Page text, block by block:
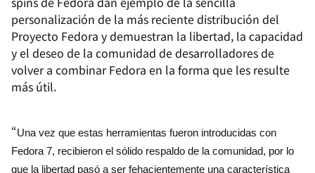
personalización de la más reciente distribución del
Proyecto Fedora y demuestran la libertad, la capacidad
y el deseo de la comunidad de desarrolladores de
volver a combinar Fedora en la forma que les resulte
más útil.
“Una vez que estas herramientas fueron introducidas con
Fedora 7, recibieron el sólido respaldo de la comunidad, por lo
que la libertad pasó a ser fehacientemente una característica